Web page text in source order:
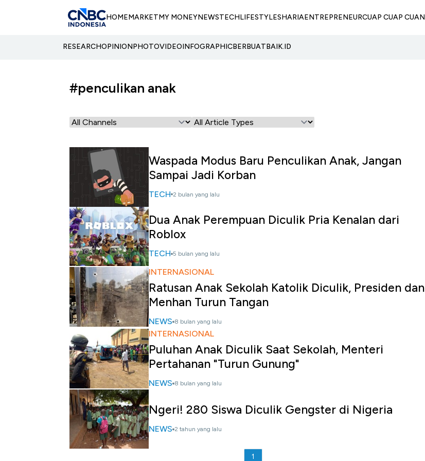
HOMEMARKETMY MONEYNEWSTECHLIFESTYLESHARIAENTREPRENEURCUAP CUAP CUAN
RESEARCHOPINIONPHOTOVIDEOINFOGRAPHICBERBUATBAIK.ID
#penculikan anak
Waspada Modus Baru Penculikan Anak, Jangan
Sampai Jadi Korban
TECH 2 bulan yang lalu
Dua Anak Perempuan Diculik Pria Kenalan dari
Roblox
TECH 5 bulan yang lalu
INTERNASIONAL
Ratusan Anak Sekolah Katolik Diculik, Presiden dan
Menhan Turun Tangan
NEWS 8 bulan yang lalu
INTERNASIONAL
Puluhan Anak Diculik Saat Sekolah, Menteri
Pertahanan "Turun Gunung"
NEWS 8 bulan yang lalu
Ngeri! 280 Siswa Diculik Gengster di Nigeria
NEWS 2 tahun yang lalu
1